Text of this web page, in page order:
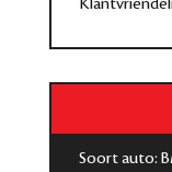
Soort auto: